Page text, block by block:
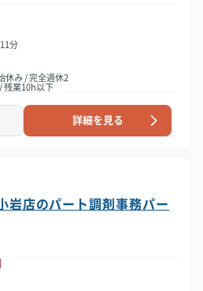
分
休み / 完全週休2
残業10h以下
詳細を見る
店のパート調剤事務パー